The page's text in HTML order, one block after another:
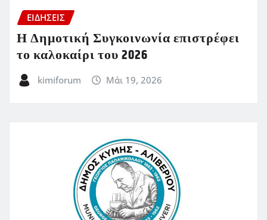
ΕΙΔΗΣΕΙΣ
Η Δημοτική Συγκοινωνία επιστρέφει
το καλοκαίρι του 2026
kimiforum Μάι 19, 2026